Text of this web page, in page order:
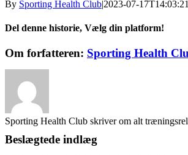
By Sporting Health Club|2023-07-
Del denne historie, Vælg din platform!
Facebook
X
Reddit
LinkedIn
WhatsApp
Telegram
Tumblr
Pinterest
Vk
Xing
E-
Om forfatteren: Sporting Health
Sporting Health Club skriver om alt
Beslægtede indlæg